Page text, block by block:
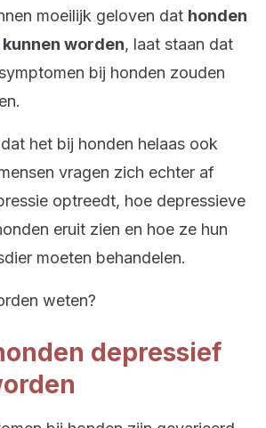
moeilijk geloven dat honden
kunnen worden, laat staan dat
bij honden zouden
het bij honden helaas ook
vragen zich echter af
optreedt, hoe depressieve
eruit zien en hoe ze hun
moeten behandelen.
weten?
depressief